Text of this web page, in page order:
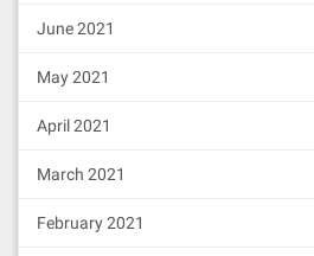
June 2021
May 2021
April 2021
March 2021
February 2021